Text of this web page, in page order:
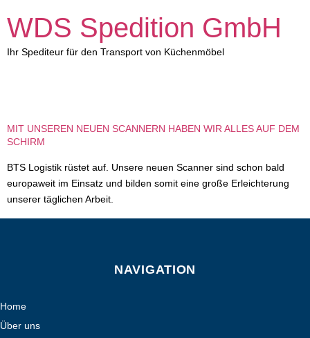
WDS Spedition GmbH
Ihr Spediteur für den Transport von Küchenmöbel
MIT UNSEREN NEUEN SCANNERN HABEN WIR ALLES AUF DEM
SCHIRM
BTS Logistik rüstet auf. Unsere neuen Scanner sind schon bald
europaweit im Einsatz und bilden somit eine große Erleichterung
unserer täglichen Arbeit.
NAVIGATION
Home
Über uns